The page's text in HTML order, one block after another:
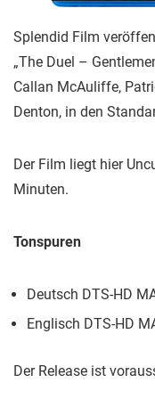
Splendid Film
„The Duel –
Callan McAuliffe,
Denton, in den
Der Film liegt hier
Minuten.
Tonspuren
Deutsch DTS-HD
Englisch DTS-HD
Der Release ist